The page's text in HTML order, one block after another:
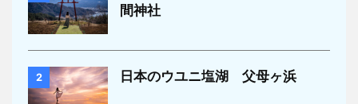
間神社
2 日本のウユニ塩湖 父母ヶ浜